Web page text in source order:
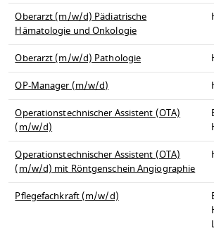
Oberarzt (m/w/d) Pädiatrische
Hämatologie und Onkologie
Oberarzt (m/w/d) Pathologie
OP-Manager (m/w/d)
Operationstechnischer Assistent (OTA)
(m/w/d)
Operationstechnischer Assistent (OTA)
(m/w/d) mit Röntgenschein Angiographie
Pflegefachkraft (m/w/d)